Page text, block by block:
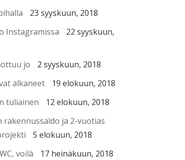
23 syyskuun, 2018
Instagramissa
22 syyskuun,
jo
2 syyskuun, 2018
alkaneet
19 elokuun, 2018
tuliainen
12 elokuun, 2018
rakennussaldo ja 2-vuotias
5 elokuun, 2018
voilà
17 heinäkuun, 2018